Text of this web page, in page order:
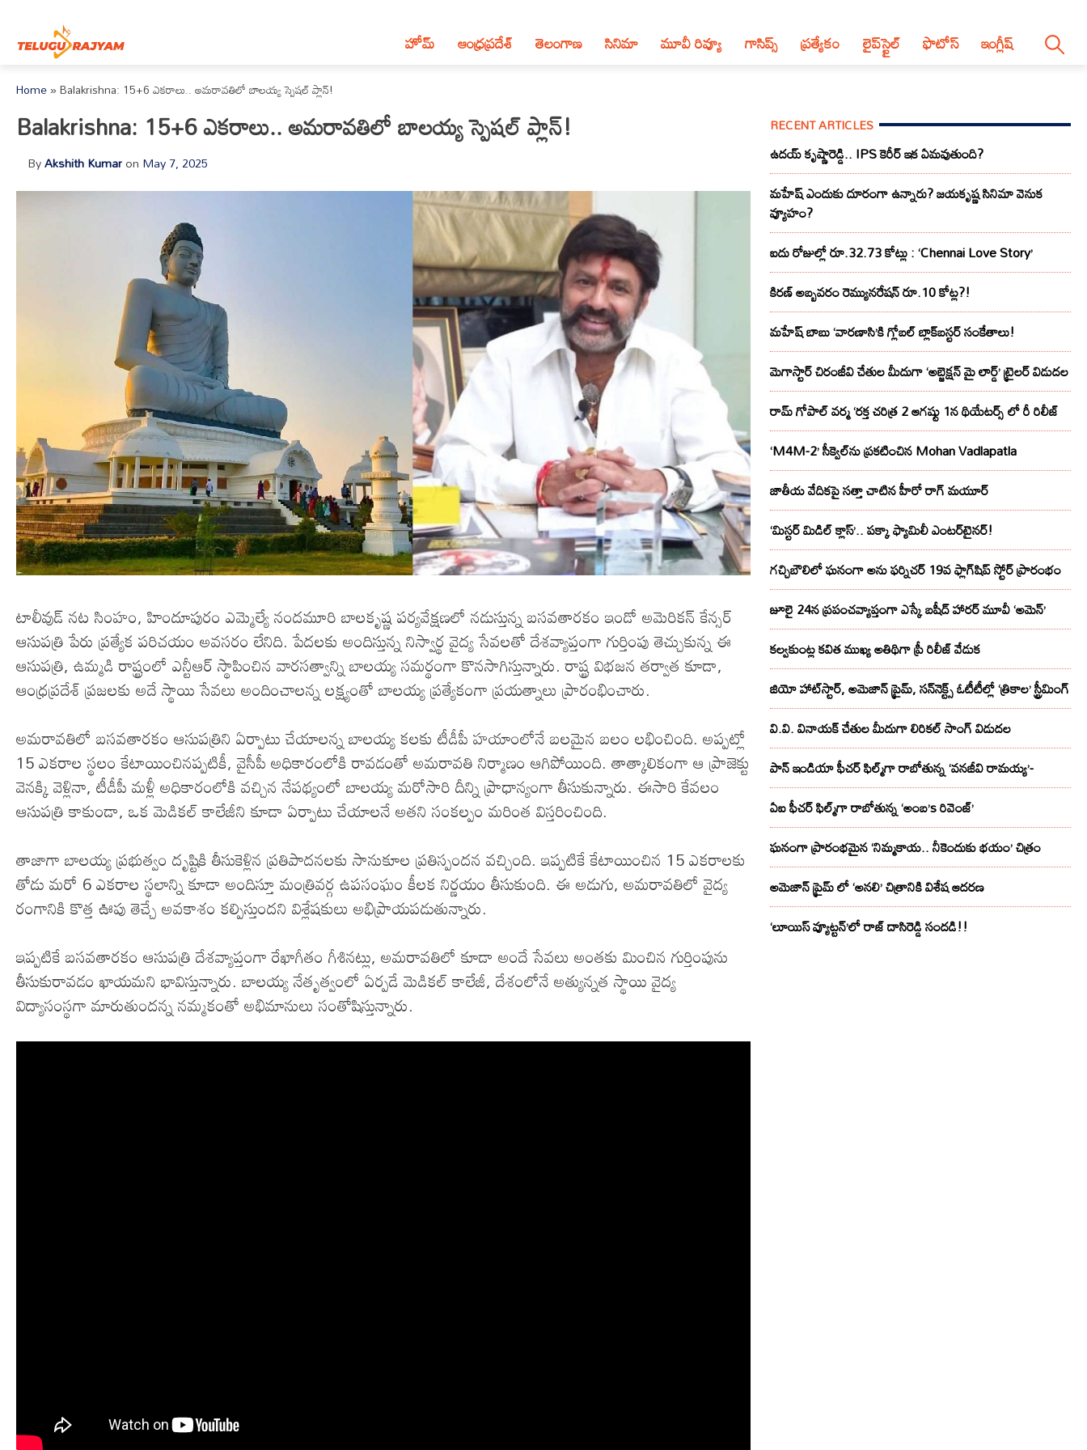
హోమ్ ఆంధ్ర‌ప్ర‌దేశ్‌ తెలంగాణ‌ సినిమా మూవీ రివ్యూ గాసిప్స్ ప్రత్యేకం లైప్‌స్టైల్‌ ఫొటోస్ ఇంగ్లీష్
Home»Balakrishna: 15+6 ఎకరాలు.. అమరావతిలో బాలయ్య స్పెషల్ ప్లాన్!
Balakrishna: 15+6 ఎకరాలు.. అమరావతిలో బాలయ్య స్పెషల్ ప్లాన్!
ByAkshith Kumaron May 7, 2025
టాలీవుడ్ నట సింహం, హిందూపురం ఎమ్మెల్యే నందమూరి బాలకృష్ణ పర్యవేక్షణలో నడుస్తున్న బసవతారకం ఇండో అమెరికన్ కేన్సర్
ఆసుపత్రి పేరు ప్రత్యేక పరిచయం అవసరం లేనిది. పేదలకు అందిస్తున్న నిస్వార్థ వైద్య సేవలతో దేశవ్యాప్తంగా గుర్తింపు తెచ్చుకున్న ఈ
ఆసుపత్రి, ఉమ్మడి రాష్ట్రంలో ఎన్టీఆర్ స్థాపించిన వారసత్వాన్ని బాలయ్య సమర్థంగా కొనసాగిస్తున్నారు. రాష్ట్ర విభజన తర్వాత కూడా,
ఆంధ్రప్రదేశ్ ప్రజలకు అదే స్థాయి సేవలు అందించాలన్న లక్ష్యంతో బాలయ్య ప్రత్యేకంగా ప్రయత్నాలు ప్రారంభించారు.
అమరావతిలో బసవతారకం ఆసుపత్రిని ఏర్పాటు చేయాలన్న బాలయ్య కలకు టీడీపీ హయాంలోనే బలమైన బలం లభించింది. అప్పట్లో
15 ఎకరాల స్థలం కేటాయించినప్పటికీ, వైసీపీ అధికారంలోకి రావడంతో అమరావతి నిర్మాణం ఆగిపోయింది. తాత్కాలికంగా ఆ ప్రాజెక్టు
వెనక్కి వెళ్లినా, టీడీపీ మళ్లీ అధికారంలోకి వచ్చిన నేపథ్యంలో బాలయ్య మరోసారి దీన్ని ప్రాధాన్యంగా తీసుకున్నారు. ఈసారి కేవలం
ఆసుపత్రి కాకుండా, ఒక మెడికల్ కాలేజీని కూడా ఏర్పాటు చేయాలనే అతని సంకల్పం మరింత విస్తరించింది.
తాజాగా బాలయ్య ప్రభుత్వం దృష్టికి తీసుకెళ్లిన ప్రతిపాదనలకు సానుకూల ప్రతిస్పందన వచ్చింది. ఇప్పటికే కేటాయించిన 15 ఎకరాలకు
తోడు మరో 6 ఎకరాల స్థలాన్ని కూడా అందిస్తూ మంత్రివర్గ ఉపసంఘం కీలక నిర్ణయం తీసుకుంది. ఈ అడుగు, అమరావతిలో వైద్య
రంగానికి కొత్త ఊపు తెచ్చే అవకాశం కల్పిస్తుందని విశ్లేషకులు అభిప్రాయపడుతున్నారు.
ఇప్పటికే బసవతారకం ఆసుపత్రి దేశవ్యాప్తంగా రేఖాగీతం గీశినట్లు, అమరావతిలో కూడా అందే సేవలు అంతకు మించిన గుర్తింపును
తీసుకురావడం ఖాయమని భావిస్తున్నారు. బాలయ్య నేతృత్వంలో ఏర్పడే మెడికల్ కాలేజీ, దేశంలోనే అత్యున్నత స్థాయి వైద్య
విద్యాసంస్థగా మారుతుందన్న నమ్మకంతో అభిమానులు సంతోషిస్తున్నారు.
RECENT ARTICLES
ఉదయ్ కృష్ణారెడ్డి.. IPS కెరీర్ ఇక ఏమవుతుంది?
మహేష్ ఎందుకు దూరంగా ఉన్నారు? జయకృష్ణ సినిమా వెనుక
వ్యూహం?
ఐదు రోజుల్లో రూ.32.73 కోట్లు : ‘Chennai Love Story’
కిరణ్ అబ్బవరం రెమ్యునరేషన్ రూ.10 కోట్ల?!
మహేష్ బాబు ‘వారణాసి’కి గ్లోబల్ బ్లాక్‌బస్టర్ సంకేతాలు!
మెగాస్టార్ చిరంజీవి చేతుల మీదుగా ‘అబ్జెక్ష‌న్ మై లార్డ్‌’ ట్రైల‌ర్ విడుద‌ల
రామ్ గోపాల్ వర్మ ‘రక్త చరిత్ర 2 ఆగష్టు 1న థియేటర్స్ లో రీ రిలీజ్
‘M4M-2’ సీక్వెల్‌ను ప్రకటించిన Mohan Vadlapatla
జాతీయ వేదికపై సత్తా చాటిన హీరో రాగ్ మయూర్‌
‘మిస్టర్ మిడిల్ క్లాస్’.. పక్కా ఫ్యామిలీ ఎంటర్‌టైనర్!
గచ్చిబౌలిలో ఘనంగా అను ఫర్నిచర్ 19వ ఫ్లాగ్‌షిప్ స్టోర్ ప్రారంభం
జూలై 24న ప్రపంచవ్యాప్తంగా ఎస్కే బషీద్‌ హారర్ మూవీ ‘అమెన్’
కల్వకుంట్ల కవిత ముఖ్య అతిథిగా ప్రీ రిలీజ్ వేడుక
జియో హాట్‌స్టార్, అమెజాన్ ప్రైమ్, సన్‌నెక్ట్స్ ఓటీటీల్లో ‘త్రికాల’ స్ట్రీమింగ్
వి.వి. వినాయక్ చేతుల మీదుగా లిరికల్ సాంగ్ విడుదల
పాన్ ఇండియా ఫీచర్ ఫిల్మ్‌గా రాబోతున్న ‘వనజీవి రామయ్య’-
ఏఐ ఫీచర్ ఫిల్మ్‌గా రాబోతున్న ‘అంబ’s రివెంజ్’
ఘనంగా ప్రారంభమైన ‘నిమ్మకాయ.. నీకెందుకు భయం’ చిత్రం
అమెజాన్ ప్రైమ్ లో ‘అనలి’ చిత్రానికి విశేష ఆదరణ
‘లూయిస్ వ్యూట్టన్’లో రాజ్ దాసిరెడ్డి సందడి!!